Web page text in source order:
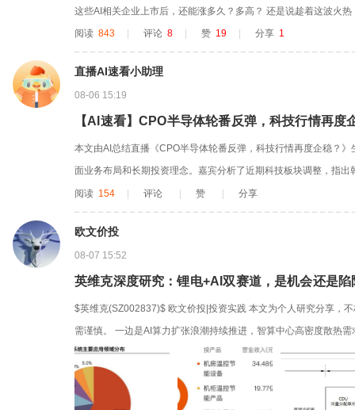
这些AI相关企业上市后，还能涨多久？多高？ 还是说趁着这波火
清了双创，后面再高，与我也不相关，我手上的持仓，放几年，
市AI相关：美股SK海力士ADR、Anthropic、OpenAI、Databricks
阅读 843 评论 8 赞 19 分享 1
直播AI速看小助理
08-06 15:19
【AI速看】CPO半导体轮番反弹，科技行情再度
本文由AI总结直播《CPO半导体轮番反弹，科技行情再度企稳？
面业务布局和长期投资理念。嘉宾分析了近期科技板块调整，指
剧烈阶段已结束。存储芯片需求强劲，但美联储加息预期存在分
限。AI需求保持强劲，科技巨头资本开支增加。科技股投资需关
最后，嘉宾建议关注...
阅读 154 评论 赞 分享
欧文价投
08-07 15:52
英维克深度研究：锂电+AI双赛道，是机会还是陷
$英维克(SZ002837)$ 欧文价投|投资实践 本文为个人研究分享，
需谨慎。 一边是AI算力扩张浪潮持续推进，智算中心高密度散热
一边二级市场持续调整，估值中枢下移，资金开始重新审视公司
基础设施温控与新能源储能/锂电温控两大赛道的龙头企业，英维
产业周...